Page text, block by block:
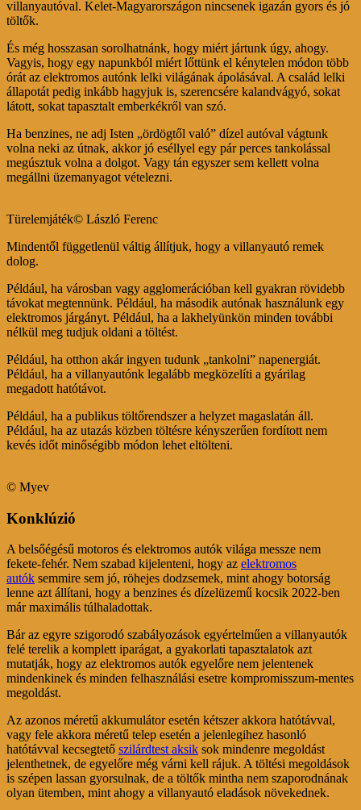
villanyautóval. Kelet-Magyarországon nincsenek igazán gyors és jó
töltők.
És még hosszasan sorolhatnánk, hogy miért jártunk úgy, ahogy.
Vagyis, hogy egy napunkból miért lőttünk el kénytelen módon több
órát az elektromos autónk lelki világának ápolásával. A család lelki
állapotát pedig inkább hagyjuk is, szerencsére kalandvágyó, sokat
látott, sokat tapasztalt emberkékről van szó.
Ha benzines, ne adj Isten „ördögtől való” dízel autóval vágtunk
volna neki az útnak, akkor jó eséllyel egy pár perces tankolással
megúsztuk volna a dolgot. Vagy tán egyszer sem kellett volna
megállni üzemanyagot vételezni.
Türelemjáték© László Ferenc
Mindentől függetlenül váltig állítjuk, hogy a villanyautó remek
dolog.
Például, ha városban vagy agglomerációban kell gyakran rövidebb
távokat megtennünk. Például, ha második autónak használunk egy
elektromos járgányt. Például, ha a lakhelyünkön minden további
nélkül meg tudjuk oldani a töltést.
Például, ha otthon akár ingyen tudunk „tankolni” napenergiát.
Például, ha a villanyautónk legalább megközelíti a gyárilag
megadott hatótávot.
Például, ha a publikus töltőrendszer a helyzet magaslatán áll.
Például, ha az utazás közben töltésre kényszerűen fordított nem
kevés időt minőségibb módon lehet eltölteni.
© Myev
Konklúzió
A belsőégésű motoros és elektromos autók világa messze nem
fekete-fehér. Nem szabad kijelenteni, hogy az elektromos
autók semmire sem jó, röhejes dodzsemek, mint ahogy botorság
lenne azt állítani, hogy a benzines és dízelüzemű kocsik 2022-ben
már maximális túlhaladottak.
Bár az egyre szigorodó szabályozások egyértelműen a villanyautók
felé terelik a komplett iparágat, a gyakorlati tapasztalatok azt
mutatják, hogy az elektromos autók egyelőre nem jelentenek
mindenkinek és minden felhasználási esetre kompromisszum-mentes
megoldást.
Az azonos méretű akkumulátor esetén kétszer akkora hatótávval,
vagy fele akkora méretű telep esetén a jelenlegihez hasonló
hatótávval kecsegtető szilárdtest aksik sok mindenre megoldást
jelenthetnek, de egyelőre még várni kell rájuk. A töltési megoldások
is szépen lassan gyorsulnak, de a töltők mintha nem szaporodnának
olyan ütemben, mint ahogy a villanyautó eladások növekednek.